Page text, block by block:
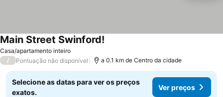
Casa/apartamento inteiro
Main Street Swinford!
/ Pontuação não disponível a 0.1 km de Centro da cidade
Selecione as datas para ver os preços
exatos.
Ver preços